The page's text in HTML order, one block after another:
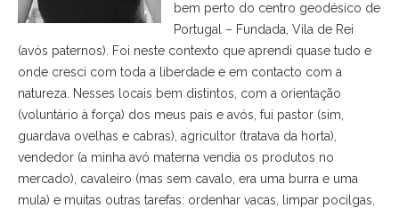
bem perto do centro geodésico de
Portugal – Fundada, Vila de Rei
(avós paternos). Foi neste contexto que aprendi quase tudo e
onde cresci com toda a liberdade e em contacto com a
natureza. Nesses locais bem distintos, com a orientação
(voluntário à força) dos meus pais e avós, fui pastor (sim,
guardava ovelhas e cabras), agricultor (tratava da horta),
vendedor (a minha avó materna vendia os produtos no
mercado), cavaleiro (mas sem cavalo, era uma burra e uma
mula) e muitas outras tarefas: ordenhar vacas, limpar pocilgas,